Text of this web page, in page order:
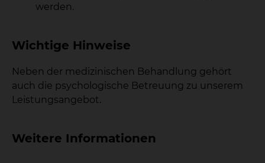
werden.
Wichtige Hinweise
Neben der medizinischen Behandlung gehört
auch die psychologische Betreuung zu unserem
Leistungsangebot.
Weitere Informationen